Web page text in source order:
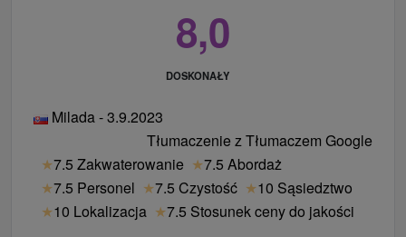
8,0
DOSKONAŁY
Milada - 3.9.2023
Tłumaczenie z Tłumaczem Google
★7.5 Zakwaterowanie ★7.5 Abordaż
★7.5 Personel ★7.5 Czystość ★10 Sąsiedztwo
★10 Lokalizacja ★7.5 Stosunek ceny do jakości